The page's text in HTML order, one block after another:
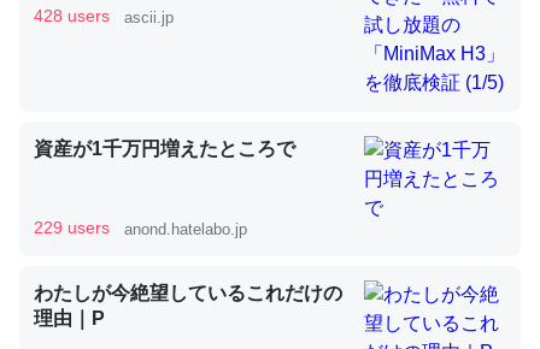
これを元に考えるとカルシウムを大量に使う脊椎動物と貝
類は苦労してるんだな…。腹足類だと殻を無くしてナメク
ジになったり努力してるし。
428 users ascii.jp
資産が1千万円増えたところで
229 users anond.hatelabo.jp
わたしが今絶望しているこれだけの
理由｜P